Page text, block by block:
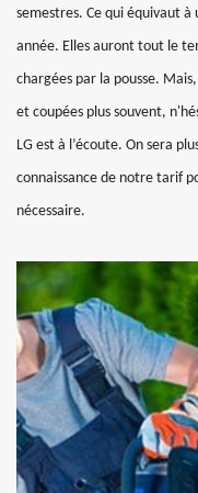
semestres. Ce qui équivaut à
année. Elles auront tout le
chargées par la pousse.
et coupées plus souvent,
LG est à l’écoute. On sera
connaissance de notre tarif
nécessaire.